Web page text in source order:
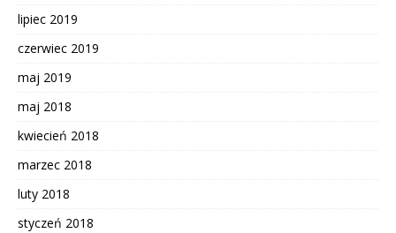
lipiec 2019
czerwiec 2019
maj 2019
maj 2018
kwiecień 2018
marzec 2018
luty 2018
styczeń 2018